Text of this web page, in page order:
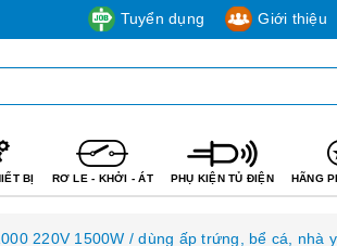
Tuyển dụng Giới thiệu
BỊ RƠ LE - KHỞI - ÁT PHỤ KIỆN TỦ ĐIỆN HÃNG
220V 1500W / dùng ấp trứng, bể cá, nhà